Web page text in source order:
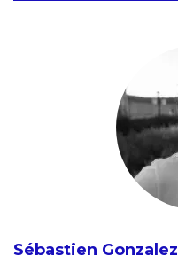
Sébastien Gonzalez